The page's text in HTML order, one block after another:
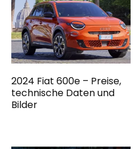
2024 Fiat 600e – Preise,
technische Daten und
Bilder